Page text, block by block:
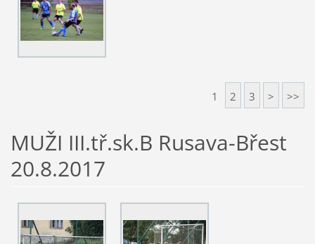
1 2 3 > >>
MUŽI III.tř.sk.B Rusava-Břest
20.8.2017